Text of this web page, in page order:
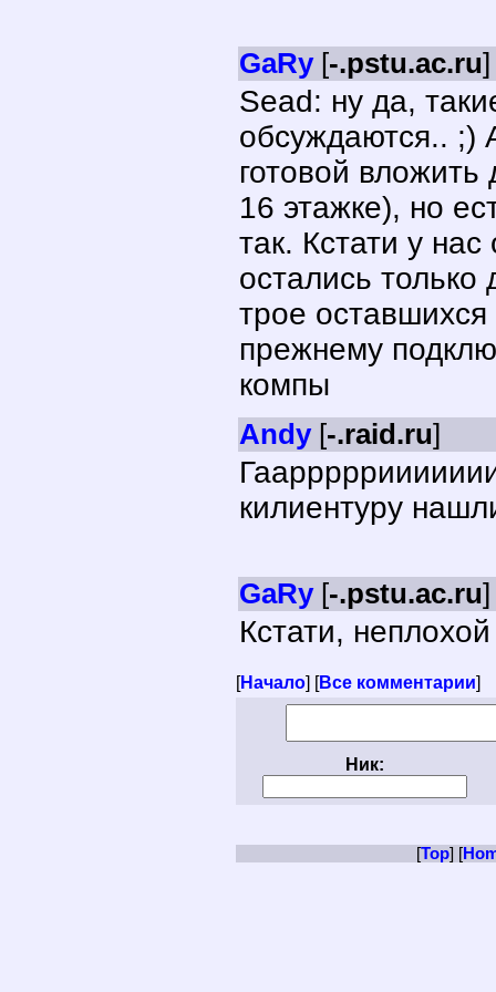
GaRy[-.pstu.ac.ru]
Sead: ну да,
обсуждаются.. ;)
готовой вложить
16 этажке), но
так. Кстати у
остались
трое
прежнему
компы
Andy[-.raid.ru]
килиентуру
GaRy[-.pstu.ac.ru]
Кстати,
[Начало] [Все комментарии]
Ник:
[Top] [